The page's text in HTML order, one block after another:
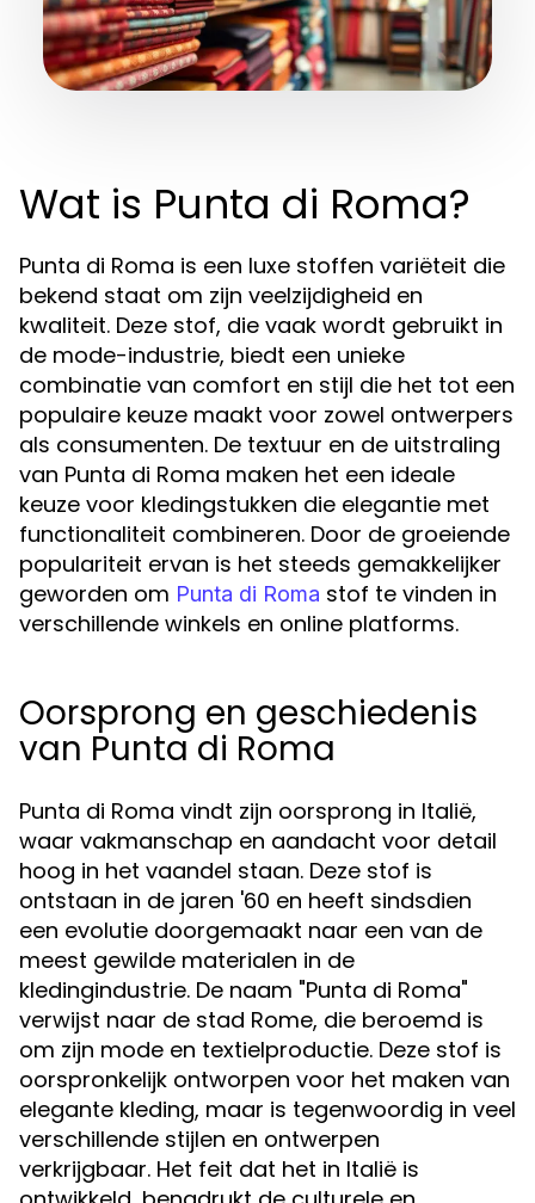
Wat is Punta di Roma?
Punta di Roma is een luxe stoffen variëteit die
bekend staat om zijn veelzijdigheid en
kwaliteit. Deze stof, die vaak wordt gebruikt in
de mode-industrie, biedt een unieke
combinatie van comfort en stijl die het tot een
populaire keuze maakt voor zowel ontwerpers
als consumenten. De textuur en de uitstraling
van Punta di Roma maken het een ideale
keuze voor kledingstukken die elegantie met
functionaliteit combineren. Door de groeiende
populariteit ervan is het steeds gemakkelijker
geworden om Punta di Roma stof te vinden in
verschillende winkels en online platforms.
Oorsprong en geschiedenis
van Punta di Roma
Punta di Roma vindt zijn oorsprong in Italië,
waar vakmanschap en aandacht voor detail
hoog in het vaandel staan. Deze stof is
ontstaan in de jaren '60 en heeft sindsdien
een evolutie doorgemaakt naar een van de
meest gewilde materialen in de
kledingindustrie. De naam "Punta di Roma"
verwijst naar de stad Rome, die beroemd is
om zijn mode en textielproductie. Deze stof is
oorspronkelijk ontworpen voor het maken van
elegante kleding, maar is tegenwoordig in veel
verschillende stijlen en ontwerpen
verkrijgbaar. Het feit dat het in Italië is